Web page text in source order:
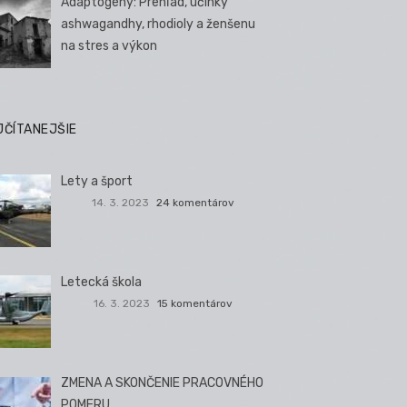
ashwagandhy, rhodioly a ženšenu
na stres a výkon
Lety a šport
14. 3. 2023 24 komentárov
Letecká škola
16. 3. 2023 15 komentárov
ZMENA A SKONČENIE PRACOVNÉHO